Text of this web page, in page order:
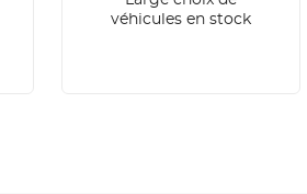
véhicules en stock